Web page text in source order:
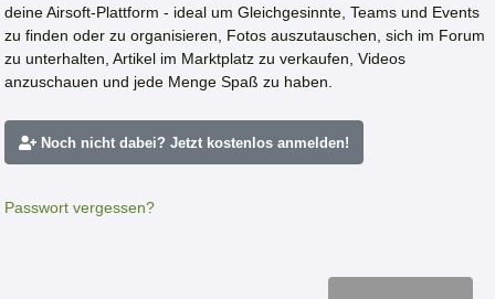
deine Airsoft-Plattform - ideal um Gleichgesinnte, Teams und Events
zu finden oder zu organisieren, Fotos auszutauschen, sich im Forum
zu unterhalten, Artikel im Marktplatz zu verkaufen, Videos
anzuschauen und jede Menge Spaß zu haben.
Noch nicht dabei? Jetzt kostenlos anmelden!
Passwort vergessen?